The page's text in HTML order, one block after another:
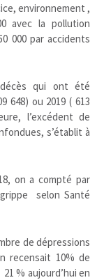
environnement ,
avec la pollution
000 par accidents
qui ont été
648) ou 2019 ( 613
l’excédent de
s’établit à
on a compté par
selon Santé
de dépressions
recensait 10% de
% aujourd’hui en